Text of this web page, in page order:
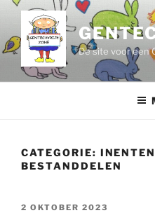
de
inhoud
De site voor een
CATEGORIE:
BESTANDDELEN
GEPLAATST
2 OKTOBER 2023